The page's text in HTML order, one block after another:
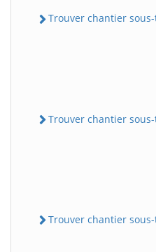
Trouver chantier sous-
Trouver chantier sous-
Trouver chantier sous-